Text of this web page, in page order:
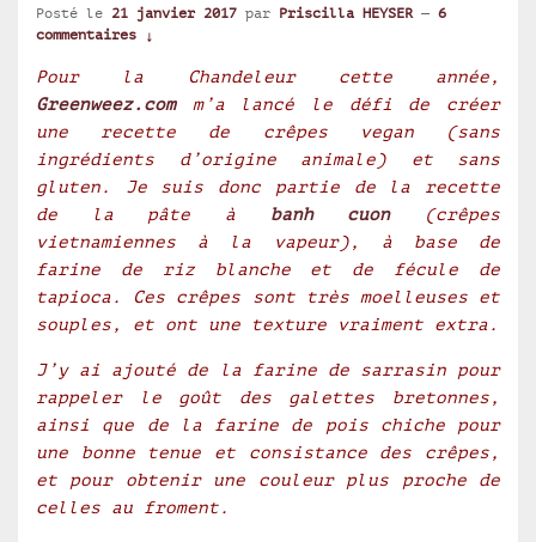
Posté le 21 janvier 2017 par Priscilla HEYSER — 6
commentaires ↓
Pour la Chandeleur cette année,
Greenweez.comm’a lancé le défi de créer
une recette de crêpes vegan (sans
ingrédients d’origine animale) et sans
gluten. Je suis donc partie de la recette
de la pâte à banh cuon(crêpes
vietnamiennes à la vapeur), à base de
farine de riz blanche et de fécule de
tapioca. Ces crêpes sont très moelleuses et
souples, et ont une texture vraiment extra.
J’y ai ajouté de la farine de sarrasin pour
rappeler le goût des galettes bretonnes,
ainsi que de la farine de pois chiche pour
une bonne tenue et consistance des crêpes,
et pour obtenir une couleur plus proche de
celles au froment.